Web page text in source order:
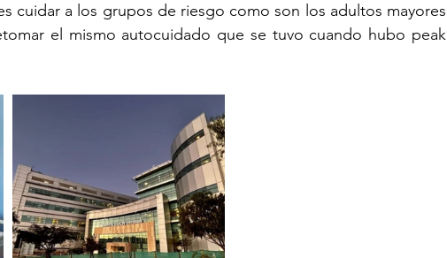
cuidar a los grupos de riesgo como son los adultos mayores
el mismo autocuidado que se tuvo cuando hubo peak